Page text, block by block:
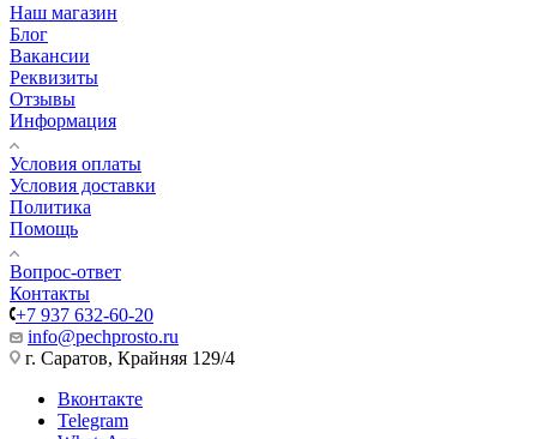
Наш магазин
Блог
Вакансии
Реквизиты
Отзывы
Информация
Условия оплаты
Условия доставки
Политика
Помощь
Вопрос-ответ
Контакты
+7 937 632-60-20
info@pechprosto.ru
г. Саратов, Крайняя 129/4
Вконтакте
Telegram